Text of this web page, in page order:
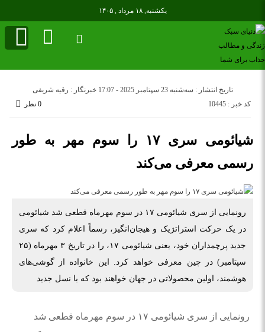
یکشنبه, ۱۸ مرداد , ۱۴۰۵
تاریخ انتشار : سه‌شنبه 23 سپتامبر 2025 - 17:07
خبرنگار : رقیه شریفی
کد خبر : 10445
0 نظر
شیائومی سری ۱۷ را سوم مهر به طور
رسمی معرفی می‌کند
رونمایی از سری شیائومی ۱۷ در سوم مهرماه قطعی شد شیائومی
در یک حرکت استراتژیک و هیجان‌انگیز، رسماً اعلام کرد که سری
جدید پرچمداران خود، یعنی شیائومی ۱۷، را در تاریخ ۳ مهرماه (۲۵
سپتامبر) در چین معرفی خواهد کرد. این خانواده از گوشی‌های
هوشمند، اولین محصولاتی در جهان خواهند بود که با نسل جدید
رونمایی از سری شیائومی ۱۷ در سوم مهرماه قطعی شد